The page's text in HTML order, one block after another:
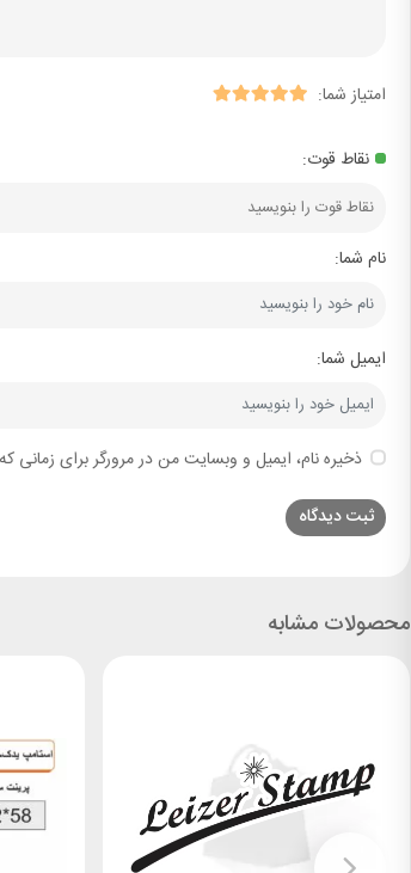
امتیاز شما:
نقاط قوت:
نام شما:
ایمیل شما:
ذخیره نام، ایمیل و وبسایت من در مرورگر برای زمانی
محصولات مشابه